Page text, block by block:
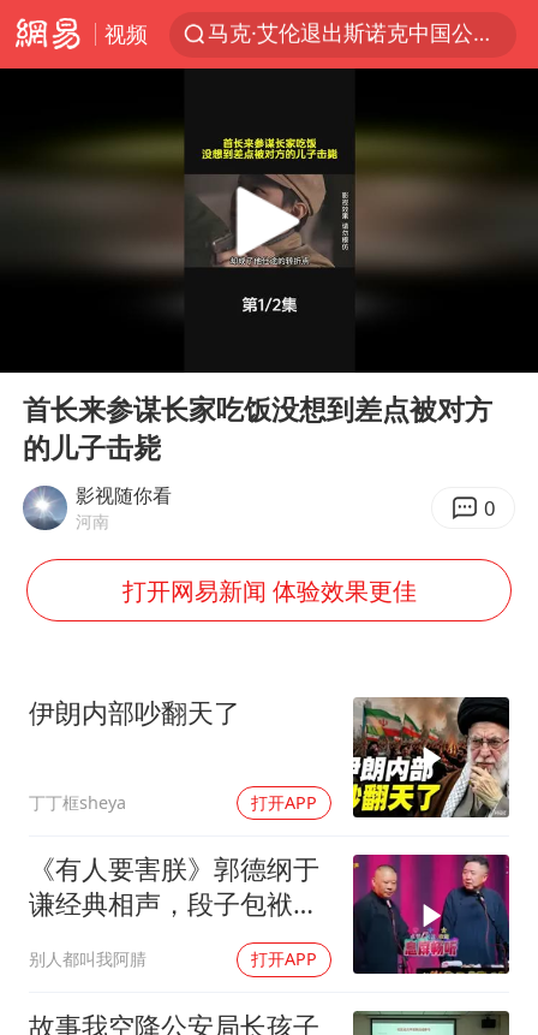
视频
马克·艾伦退出斯诺克中国公开赛
新疆优化调整景区内自驾服务费
央视新主播李秋莹孙亚鹏亮相
情侣平潭拍日出坠崖1死1伤
全民健身事业高质量发展
几元成本的AI广告导致千万市值蒸发
老挝国会主席赛宋蓬逝世
酒店回应车内过夜被收150元
杭州全市有序停课
夏日经济乘“热”而上 消费市场向“新”而行
乐享全民健身 共筑健康中国
Play
首长来参谋长家吃饭没想到差点被对方
的儿子击毙
影视随你看
河南 0
打开网易新闻 体验效果更佳
伊朗内部吵翻天了
丁丁框sheya 打开APP
《有人要害朕》郭德纲于
谦经典相声，段子包袱满
别人都叫我阿腈 打开APP
故事我空降公安局长孩子